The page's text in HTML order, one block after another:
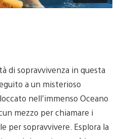
di sopravvivenza in questa
a un misterioso
nell’immenso Oceano
mezzo per chiamare i
per sopravvivere. Esplora la